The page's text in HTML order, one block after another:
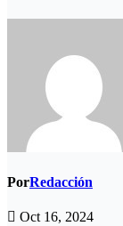
PorRedacción
Oct 16, 2024